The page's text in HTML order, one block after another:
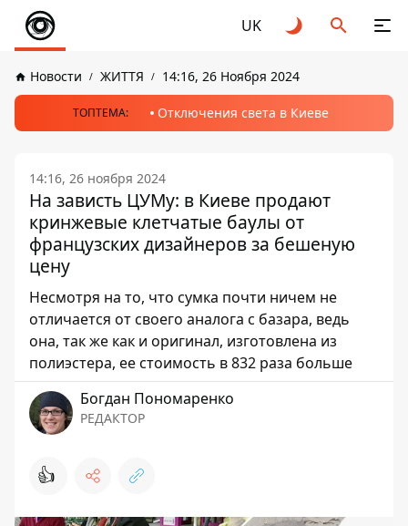
UK
Новости ЖИТТЯ 14:16, 26 Ноября 2024
ТОПТЕМА: Отключения света в Киеве
14:16, 26 ноября 2024
На зависть ЦУМу: в Киеве продают
кринжевые клетчатые баулы от
французских дизайнеров за бешеную
цену
Несмотря на то, что сумка почти ничем не
отличается от своего аналога с базара, ведь
она, так же как и оригинал, изготовлена ​​из
полиэстера, ее стоимость в 832 раза больше
Богдан Пономаренко
РЕДАКТОР
👍